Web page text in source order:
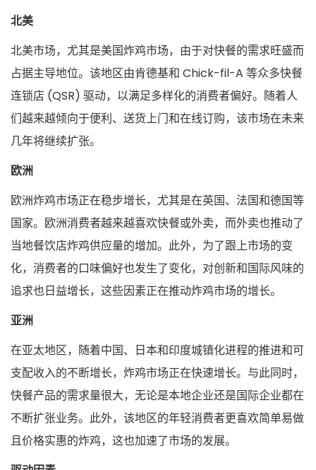
北美
北美市场，尤其是美国炸鸡市场，由于对快餐的需求旺盛而
占据主导地位。该地区由肯德基和 Chick-fil-A 等众多快餐
连锁店 (QSR) 驱动，以满足多样化的消费者偏好。随着人
们越来越倾向于便利、送货上门和在线订购，该市场在未来
几年将继续扩张。
欧洲
欧洲炸鸡市场正在稳步增长，尤其是在英国、法国和德国等
国家。欧洲消费者越来越喜欢快餐或外卖，而外卖也推动了
当地餐饮店炸鸡供应量的增加。此外，为了跟上市场的变
化，消费者的口味偏好也发生了变化，对创新和国际风味的
追求也日益增长，这些因素正在推动炸鸡市场的增长。
亚洲
在亚太地区，随着中国、日本和印度城镇化进程的推进和可
支配收入的不断增长，炸鸡市场正在快速增长。与此同时，
快餐产品的需求量很大，无论是本地企业还是国际企业都在
不断扩张业务。此外，该地区的年轻消费者更喜欢简单易做
且价格实惠的炸鸡，这也加速了市场的发展。